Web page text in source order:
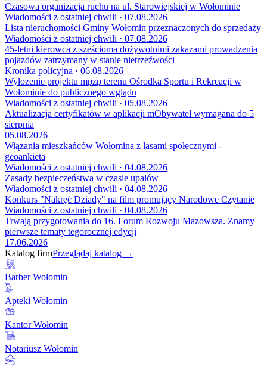
Czasowa organizacja ruchu na ul. Starowiejskiej w Wołominie
Wiadomości z ostatniej chwili · 07.08.2026
Lista nieruchomości Gminy Wołomin przeznaczonych do sprzedaży
Wiadomości z ostatniej chwili · 07.08.2026
45-letni kierowca z sześcioma dożywotnimi zakazami prowadzenia
pojazdów zatrzymany w stanie nietrzeźwości
Kronika policyjna · 06.08.2026
Wyłożenie projektu mpzp terenu Ośrodka Sportu i Rekreacji w
Wołominie do publicznego wglądu
Wiadomości z ostatniej chwili · 05.08.2026
Aktualizacja certyfikatów w aplikacji mObywatel wymagana do 5
sierpnia
05.08.2026
Wiązania mieszkańców Wołomina z lasami społecznymi -
geoankieta
Wiadomości z ostatniej chwili · 04.08.2026
Zasady bezpieczeństwa w czasie upałów
Wiadomości z ostatniej chwili · 04.08.2026
Konkurs "Nakręć Dziady" na film promujący Narodowe Czytanie
Wiadomości z ostatniej chwili · 04.08.2026
Trwają przygotowania do 16. Forum Rozwoju Mazowsza. Znamy
pierwsze tematy tegorocznej edycji
17.06.2026
Katalog firmPrzeglądaj katalog →
Barber Wołomin
Apteki Wołomin
Kantor Wołomin
Notariusz Wołomin